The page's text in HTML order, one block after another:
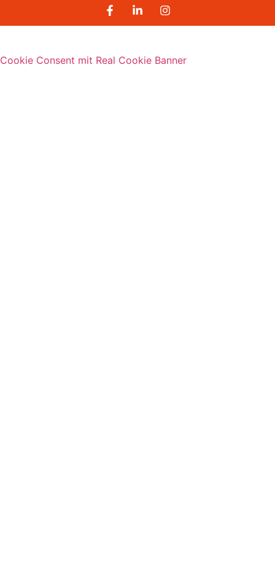
Cookie Consent mit Real Cookie Banner